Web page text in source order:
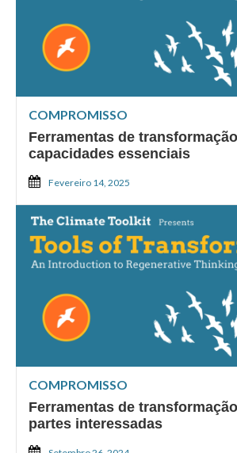
COMPROMISSO
Ferramentas de
capacidades essenciais
Fevereiro 14, 2025
COMPROMISSO
Ferramentas de
partes interessadas